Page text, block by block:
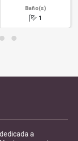
Baño(s)
1
a